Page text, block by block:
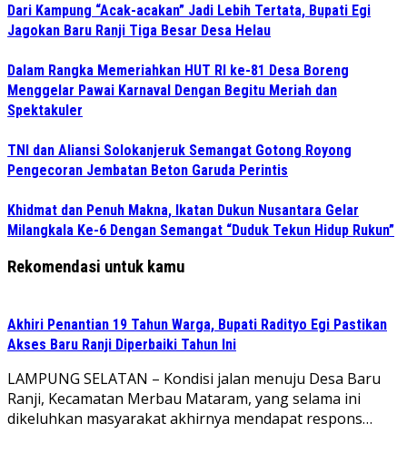
Dari Kampung “Acak-acakan” Jadi Lebih Tertata, Bupati Egi
Jagokan Baru Ranji Tiga Besar Desa Helau
Dalam Rangka Memeriahkan HUT RI ke-81 Desa Boreng
Menggelar Pawai Karnaval Dengan Begitu Meriah dan
Spektakuler
TNI dan Aliansi Solokanjeruk Semangat Gotong Royong
Pengecoran Jembatan Beton Garuda Perintis
Khidmat dan Penuh Makna, Ikatan Dukun Nusantara Gelar
Milangkala Ke-6 Dengan Semangat “Duduk Tekun Hidup Rukun”
Rekomendasi untuk kamu
Akhiri Penantian 19 Tahun Warga, Bupati Radityo Egi Pastikan
Akses Baru Ranji Diperbaiki Tahun Ini
LAMPUNG SELATAN – Kondisi jalan menuju Desa Baru
Ranji, Kecamatan Merbau Mataram, yang selama ini
dikeluhkan masyarakat akhirnya mendapat respons…